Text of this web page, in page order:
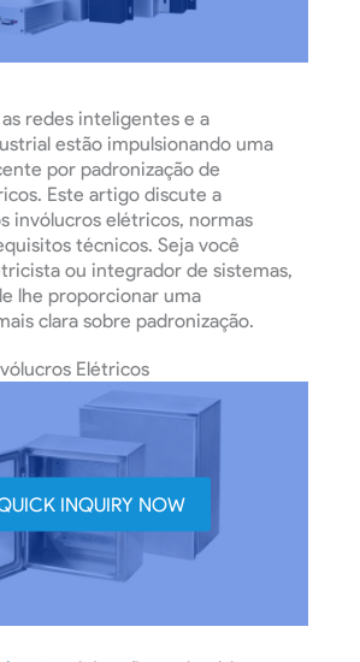
redes inteligentes e a
estão impulsionando uma
por padronização de
Este artigo discute a
invólucros elétricos, normas
técnicos. Seja você
ou integrador de sistemas,
lhe proporcionar uma
clara sobre padronização.
Elétricos
INQUIRY NOW